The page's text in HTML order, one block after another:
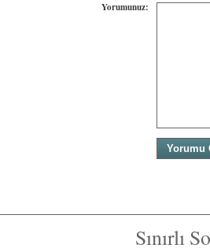
Yorumunuz:
Sınırlı